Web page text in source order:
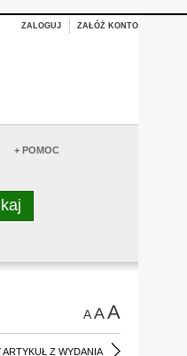
ZALOGUJ ZAŁÓŻ KONTO
+ POMOC
AAA
ARTYKUŁ Z WYDANIA